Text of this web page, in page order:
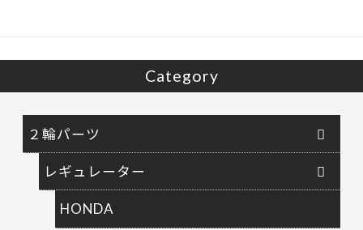
Category
２輪パーツ
レギュレーター
HONDA